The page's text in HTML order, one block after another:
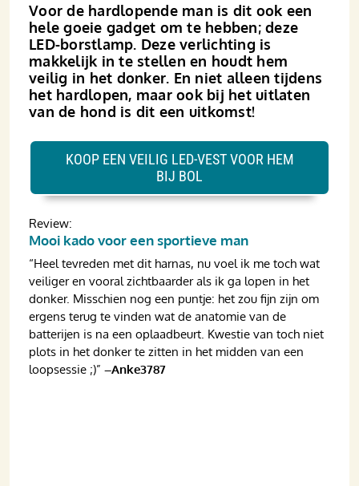
Voor de hardlopende man is dit ook een
hele goeie gadget om te hebben; deze
LED-borstlamp. Deze verlichting is
makkelijk in te stellen en houdt hem
veilig in het donker. En niet alleen tijdens
het hardlopen, maar ook bij het uitlaten
van de hond is dit een uitkomst!
Review:
Mooi kado voor een sportieve man
“Heel tevreden met dit harnas, nu voel ik me toch wat
veiliger en vooral zichtbaarder als ik ga lopen in het
donker. Misschien nog een puntje: het zou fijn zijn om
ergens terug te vinden wat de anatomie van de
batterijen is na een oplaadbeurt. Kwestie van toch niet
plots in het donker te zitten in het midden van een
loopsessie ;)” –Anke3787
KOOP EEN VEILIG LED-VEST VOOR HEM
BIJ BOL